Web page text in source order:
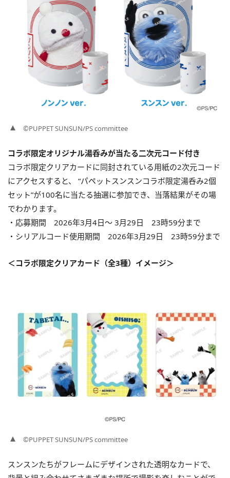
©PUPPET SUNSUN/PS committee
コラボ限定オリジナル湯呑みが当たる二次元コード付き
コラボ限定クリアカードに同封されている用紙の2次元コード
にアクセスすると、 “パペットスンスンコラボ限定湯呑み2個
セット”が100名に当たる抽選に参加でき、当落結果がその場
でわかります。
・応募期間 2026年3月4日〜 3月29日 23時59分まで
・シリアルコード使用期間 2026年3月29日 23時59分まで
＜コラボ限定クリアカード（全3種）イメージ＞
©PUPPET SUNSUN/PS committee
スンスンたちがフレームにデザインされた透明なカードで、